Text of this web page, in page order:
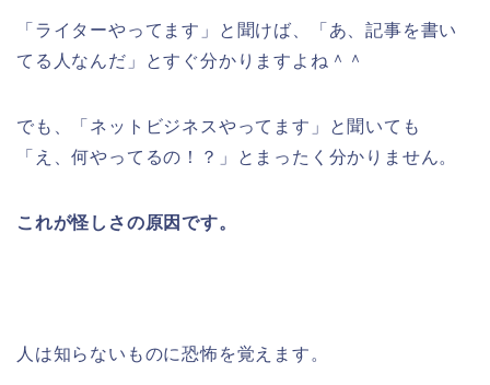
「ライターやってます」と聞けば、「あ、記事を書い
てる人なんだ」とすぐ分かりますよね＾＾
でも、「ネットビジネスやってます」と聞いても
「え、何やってるの！？」とまったく分かりません。
これが怪しさの原因です。
人は知らないものに恐怖を覚えます。